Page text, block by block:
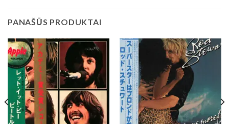
PANAŠŪS PRODUKTAI